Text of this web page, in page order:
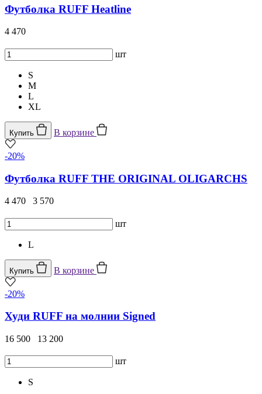
Футболка RUFF Heatline
4 470
шт
S
M
L
XL
Купить В корзине
-20%
Футболка RUFF THE ORIGINAL OLIGARCHS
4 470 3 570
шт
L
Купить В корзине
-20%
Худи RUFF на молнии Signed
16 500 13 200
шт
S